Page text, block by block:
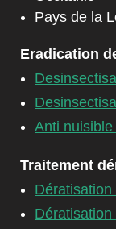
Pays de la
Eradication
Anti
Traitement